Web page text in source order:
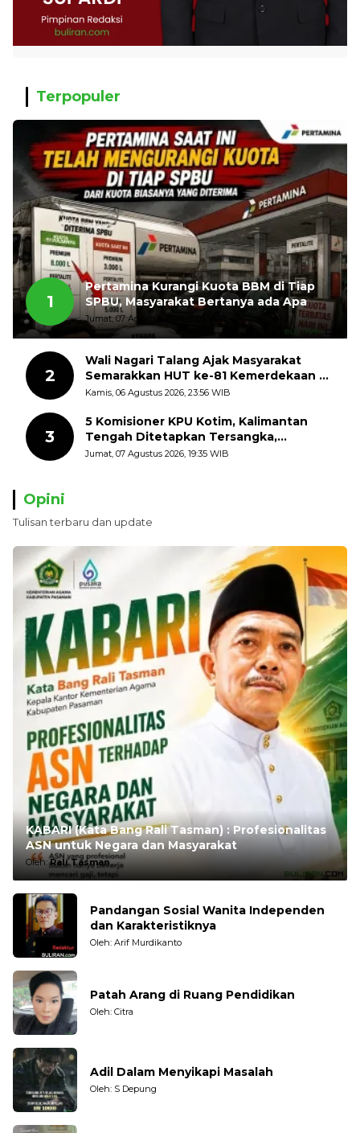
Terpopuler
1
Pertamina Kurangi Kuota BBM di Tiap
SPBU, Masyarakat Bertanya ada Apa
Jumat, 07 Agustus 2026, 11:03 WIB
2
Wali Nagari Talang Ajak Masyarakat
Semarakkan HUT ke-81 Kemerdekaan RI
dengan Mengibarkan Bendera Merah
Kamis, 06 Agustus 2026, 23:56 WIB
3
5 Komisioner KPU Kotim, Kalimantan
Tengah Ditetapkan Tersangka,
Kerugian Negara ditaksir 10 Milyard
Jumat, 07 Agustus 2026, 19:35 WIB
Opini
Tulisan terbaru dan update
KABARI (Kata Bang Rali Tasman) : Profesionalitas
ASN untuk Negara dan Masyarakat
Oleh:Rali Tasman
Pandangan Sosial Wanita Independen
dan Karakteristiknya
Oleh: Arif Murdikanto
Patah Arang di Ruang Pendidikan
Oleh: Citra
Adil Dalam Menyikapi Masalah
Oleh: S Depung